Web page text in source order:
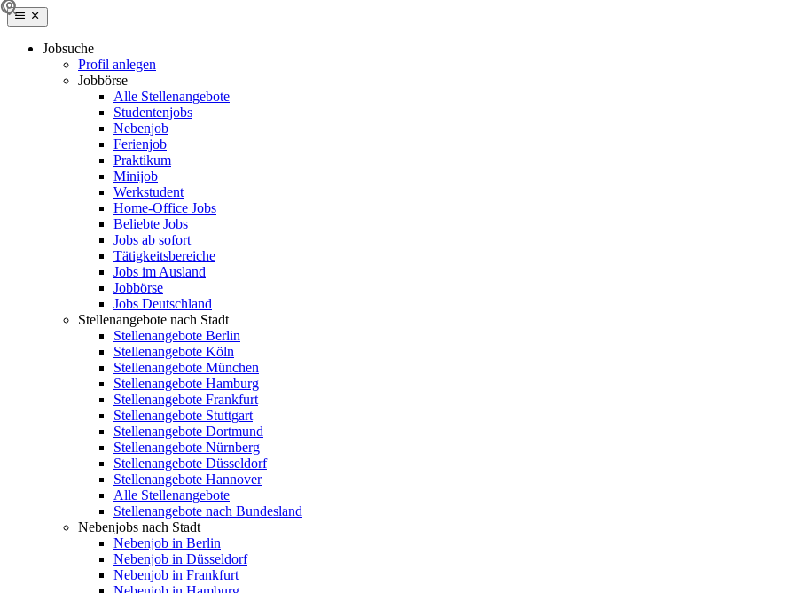
Jobsuche
Profil anlegen
Jobbörse
Alle Stellenangebote
Studentenjobs
Nebenjob
Ferienjob
Praktikum
Minijob
Werkstudent
Home-Office Jobs
Beliebte Jobs
Jobs ab sofort
Tätigkeitsbereiche
Jobs im Ausland
Jobbörse
Jobs Deutschland
Stellenangebote nach Stadt
Stellenangebote Berlin
Stellenangebote Köln
Stellenangebote München
Stellenangebote Hamburg
Stellenangebote Frankfurt
Stellenangebote Stuttgart
Stellenangebote Dortmund
Stellenangebote Nürnberg
Stellenangebote Düsseldorf
Stellenangebote Hannover
Alle Stellenangebote
Stellenangebote nach Bundesland
Nebenjobs nach Stadt
Nebenjob in Berlin
Nebenjob in Düsseldorf
Nebenjob in Frankfurt